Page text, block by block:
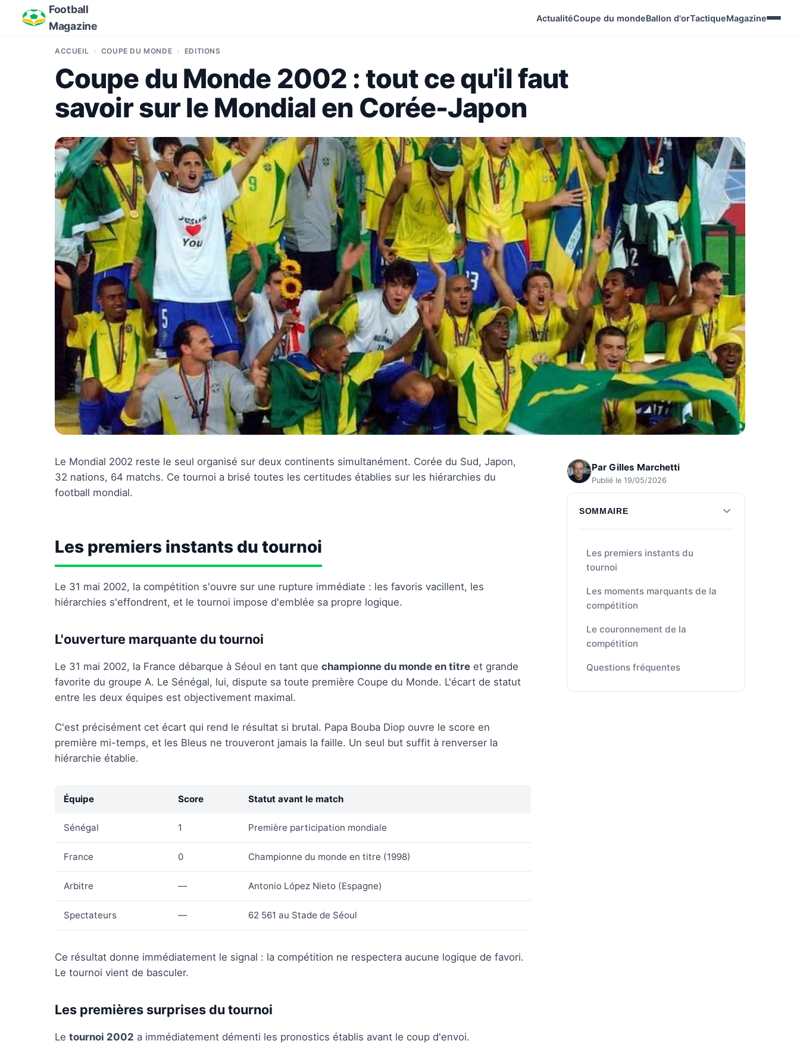
Football
Magazine
ActualitéCoupe du mondeBallon d'orTactiqueMagazine
ACCUEIL COUPE DU MONDE EDITIONS
Coupe du Monde 2002 : tout ce qu'il faut
savoir sur le Mondial en Corée-Japon
Par Gilles Marchetti
Publié le 19/05/2026
SOMMAIRE
Les premiers instants du
tournoi
Les moments marquants de la
compétition
Le couronnement de la
compétition
Questions fréquentes
Le Mondial 2002 reste le seul organisé sur deux continents simultanément. Corée du Sud, Japon,
32 nations, 64 matchs. Ce tournoi a brisé toutes les certitudes établies sur les hiérarchies du
football mondial.
Les premiers instants du tournoi
Le 31 mai 2002, la compétition s'ouvre sur une rupture immédiate : les favoris vacillent, les
hiérarchies s'effondrent, et le tournoi impose d'emblée sa propre logique.
L'ouverture marquante du tournoi
Le 31 mai 2002, la France débarque à Séoul en tant que championne du monde en titre et grande
favorite du groupe A. Le Sénégal, lui, dispute sa toute première Coupe du Monde. L'écart de statut
entre les deux équipes est objectivement maximal.
C'est précisément cet écart qui rend le résultat si brutal. Papa Bouba Diop ouvre le score en
première mi-temps, et les Bleus ne trouveront jamais la faille. Un seul but suffit à renverser la
hiérarchie établie.
Équipe Score Statut avant le match
Sénégal 1 Première participation mondiale
France 0 Championne du monde en titre (1998)
Arbitre — Antonio López Nieto (Espagne)
Spectateurs — 62 561 au Stade de Séoul
Ce résultat donne immédiatement le signal : la compétition ne respectera aucune logique de favori.
Le tournoi vient de basculer.
Les premières surprises du tournoi
Le tournoi 2002 a immédiatement démenti les pronostics établis avant le coup d'envoi.